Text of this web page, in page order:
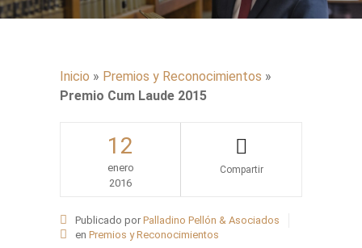
Inicio » Premios y Reconocimientos »
Premio Cum Laude 2015
12
enero
2016
Publicado por Palladino Pellón & Asociados
en Premios y Reconocimientos